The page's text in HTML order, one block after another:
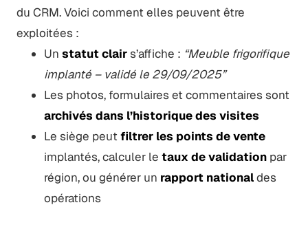
du CRM. Voici comment elles peuvent être
exploitées :
Un statut clairs’affiche : “Meuble frigorifique
implanté – validé le 29/09/2025”
Les photos, formulaires et commentaires sont
archivés dans l’historique des visites
Le siège peut filtrer les points de vente
implantés, calculer le taux de validationpar
région, ou générer un rapport nationaldes
opérations